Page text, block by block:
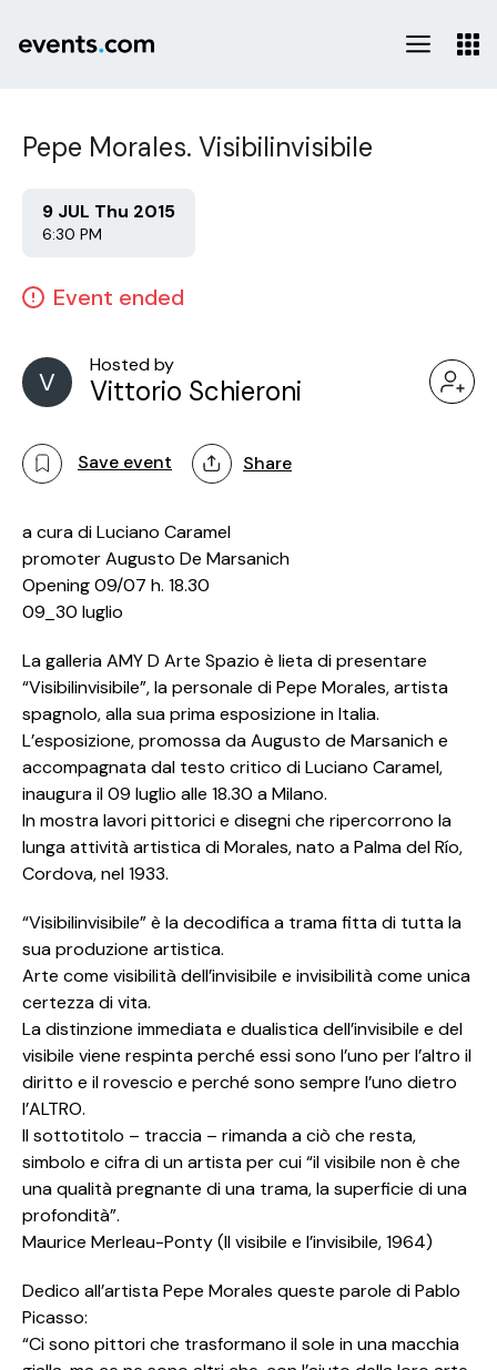
Pepe Morales. Visibilinvisibile
9 JUL Thu 2015
6:30 PM
Event ended
V
Hosted by
Vittorio Schieroni
Save event Share
a cura di Luciano Caramel
promoter Augusto De Marsanich
Opening 09/07 h. 18.30
09_30 luglio
La galleria AMY D Arte Spazio è lieta di presentare
“Visibilinvisibile”, la personale di Pepe Morales, artista
spagnolo, alla sua prima esposizione in Italia.
L’esposizione, promossa da Augusto de Marsanich e
accompagnata dal testo critico di Luciano Caramel,
inaugura il 09 luglio alle 18.30 a Milano.
In mostra lavori pittorici e disegni che ripercorrono la
lunga attività artistica di Morales, nato a Palma del Río,
Cordova, nel 1933.
“Visibilinvisibile” è la decodifica a trama fitta di tutta la
sua produzione artistica.
Arte come visibilità dell’invisibile e invisibilità come unica
certezza di vita.
La distinzione immediata e dualistica dell’invisibile e del
visibile viene respinta perché essi sono l’uno per l’altro il
diritto e il rovescio e perché sono sempre l’uno dietro
l’ALTRO.
Il sottotitolo – traccia – rimanda a ciò che resta,
simbolo e cifra di un artista per cui “il visibile non è che
una qualità pregnante di una trama, la superficie di una
profondità”.
Maurice Merleau-Ponty (Il visibile e l’invisibile, 1964)
Dedico all’artista Pepe Morales queste parole di Pablo
Picasso:
“Ci sono pittori che trasformano il sole in una macchia